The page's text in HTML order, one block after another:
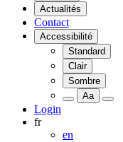
Actualités
Contact
Accessibilité
Standard
Clair
Sombre
Aa
Login
fr
en